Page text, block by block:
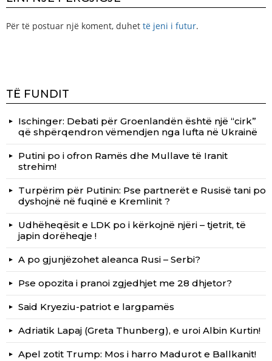
Për të postuar një koment, duhet të jeni i futur.
TË FUNDIT
Ischinger: Debati për Groenlandën është një “cirk”
që shpërqendron vëmendjen nga lufta në Ukrainë
Putini po i ofron Ramës dhe Mullave të Iranit
strehim!
Turpërim për Putinin: Pse partnerët e Rusisë tani po
dyshojnë në fuqinë e Kremlinit ?
Udhëheqësit e LDK po i kërkojnë njëri – tjetrit, të
japin dorëheqje !
A po gjunjëzohet aleanca Rusi – Serbi?
Pse opozita i pranoi zgjedhjet me 28 dhjetor?
Said Kryeziu-patriot e largpamës
Adriatik Lapaj (Greta Thunberg), e uroi Albin Kurtin!
Apel zotit Trump: Mos i harro Madurot e Ballkanit!